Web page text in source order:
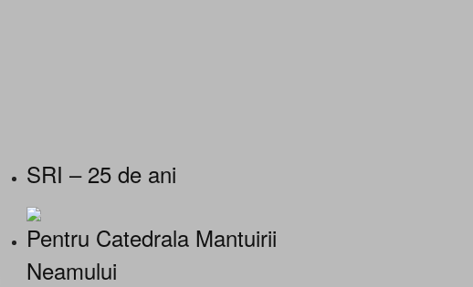
SRI – 25 de ani
Pentru Catedrala Mantuirii
Neamului